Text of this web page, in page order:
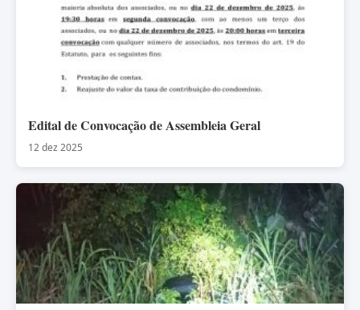
Edital de Convocação de Assembleia Geral
12 dez 2025